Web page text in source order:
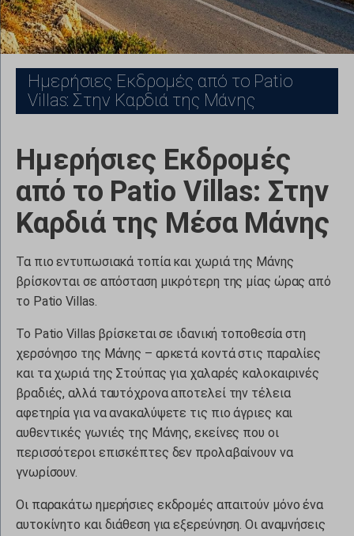
Ημερήσιες Εκδρομές από το Patio
Villas: Στην Καρδιά της Μάνης
Ημερήσιες Εκδρομές
από το Patio Villas: Στην
Καρδιά της Μέσα Μάνης
Τα πιο εντυπωσιακά τοπία και χωριά της Μάνης
βρίσκονται σε απόσταση μικρότερη της μίας ώρας από
το Patio Villas.
Το Patio Villas βρίσκεται σε ιδανική τοποθεσία στη
χερσόνησο της Μάνης – αρκετά κοντά στις παραλίες
και τα χωριά της Στούπας για χαλαρές καλοκαιρινές
βραδιές, αλλά ταυτόχρονα αποτελεί την τέλεια
αφετηρία για να ανακαλύψετε τις πιο άγριες και
αυθεντικές γωνιές της Μάνης, εκείνες που οι
περισσότεροι επισκέπτες δεν προλαβαίνουν να
γνωρίσουν.
Οι παρακάτω ημερήσιες εκδρομές απαιτούν μόνο ένα
αυτοκίνητο και διάθεση για εξερεύνηση. Οι αναμνήσεις